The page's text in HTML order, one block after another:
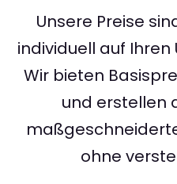
Unsere Preise
individuell auf
Wir bieten
und erstellen
ohne